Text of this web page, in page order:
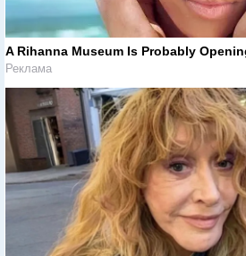
A Rihanna Museum Is Probably
Реклама